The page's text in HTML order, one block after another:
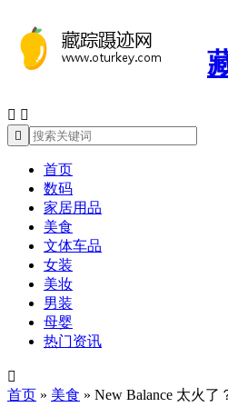
 

首页
数码
家居用品
美食
文体车品
女装
美妆
男装
母婴
热门资讯

首页 » 美食 » New Balance 太火